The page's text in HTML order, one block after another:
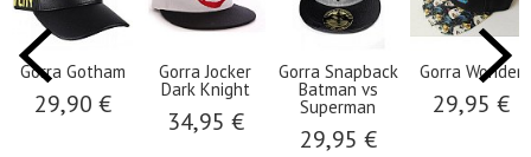
Gorra Gotham
29,90 €
Gorra Jocker
Dark Knight
34,95 €
Gorra Snapback
Batman vs
Superman
29,95 €
Gorra Wonder
29,95 €